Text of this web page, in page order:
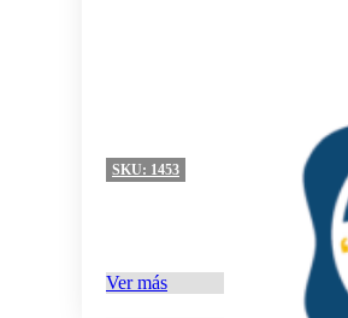
SKU: 1453
Ver más